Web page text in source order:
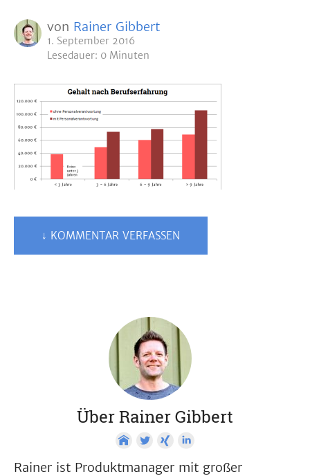
von Rainer Gibbert
1. September 2016
Lesedauer: 0 Minuten
↓ KOMMENTAR VERFASSEN
Über Rainer Gibbert
Rainer ist Produktmanager mit großer